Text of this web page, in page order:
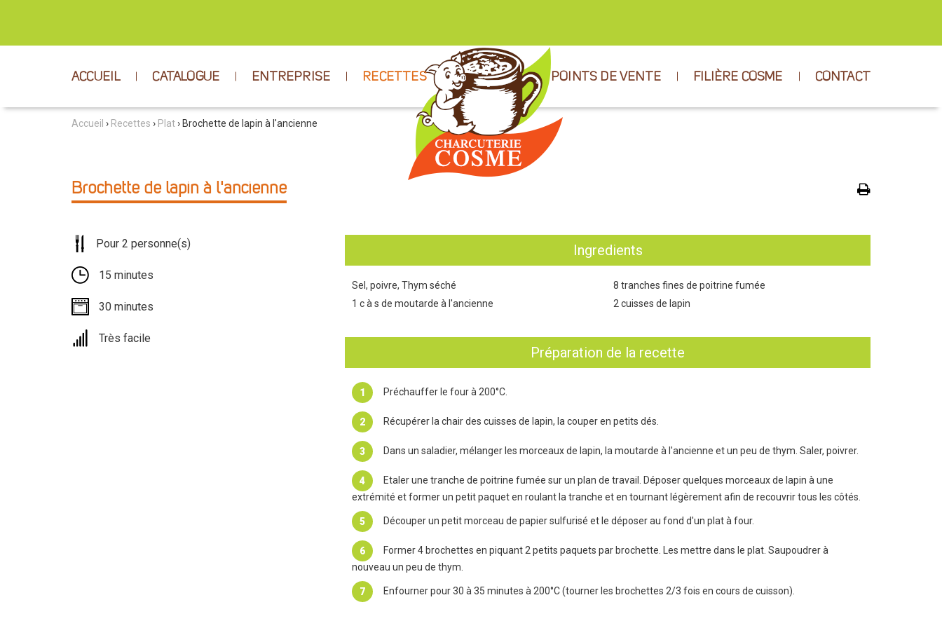
ACCUEIL CATALOGUE ENTREPRISE RECETTES POINTS DE VENTE FILIÈRE COSME CONTACT
Accueil › Recettes › Plat› Brochette de lapin à l'ancienne
Brochette de lapin à l'ancienne
Pour 2 personne(s)
15 minutes
30 minutes
Très facile
Ingredients
Sel, poivre, Thym séché
1 c à s de moutarde à l'ancienne
8 tranches fines de poitrine fumée
2 cuisses de lapin
Préparation de la recette
Préchauffer le four à 200°C.
Récupérer la chair des cuisses de lapin, la couper en petits dés.
Dans un saladier, mélanger les morceaux de lapin, la moutarde à l'ancienne et un peu de thym. Saler, poivrer.
Etaler une tranche de poitrine fumée sur un plan de travail. Déposer quelques morceaux de lapin à une
extrémité et former un petit paquet en roulant la tranche et en tournant légèrement afin de recouvrir tous les côtés.
Découper un petit morceau de papier sulfurisé et le déposer au fond d'un plat à four.
Former 4 brochettes en piquant 2 petits paquets par brochette. Les mettre dans le plat. Saupoudrer à
nouveau un peu de thym.
Enfourner pour 30 à 35 minutes à 200°C (tourner les brochettes 2/3 fois en cours de cuisson).